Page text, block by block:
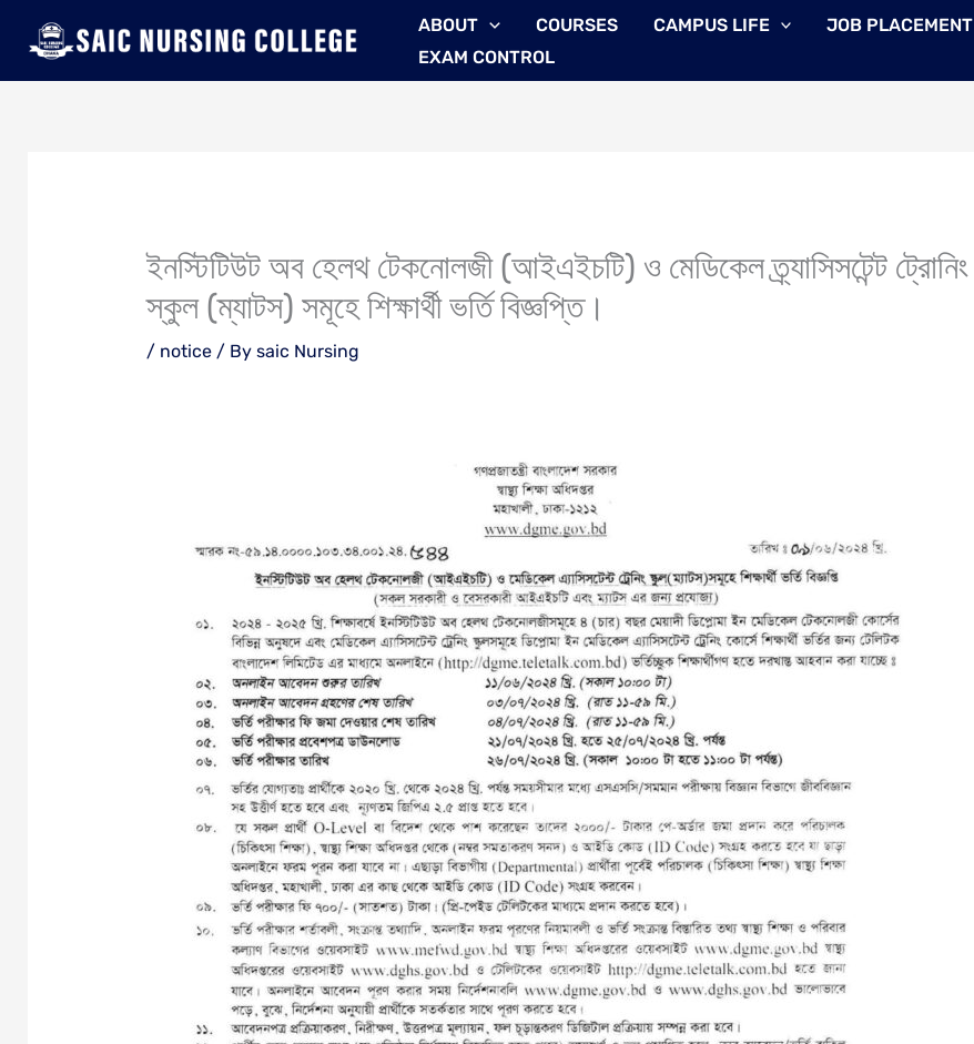
content
ABOUT COURSES CAMPUS LIFE JOB PLACEMENT
EXAM CONTROL
ইনস্টিটিউট অব হেলথ টেকনোলজী (আইএইচটি) ও মেডিকেল ত্র্যাসিসটেন্ট ট্রোনিং
স্কুল (ম্যাটস) সমূহে শিক্ষার্থী ভর্তি বিজ্ঞপ্তি।
/ notice/ By saic Nursing